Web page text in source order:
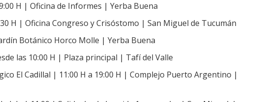
H | Oficina de Informes | Yerba Buena
H | Oficina Congreso y Crisóstomo | San Miguel de Tucumán
Botánico Horco Molle | Yerba Buena
las 10:00 H | Plaza principal | Tafí del Valle
El Cadillal | 11:00 H a 19:00 H | Complejo Puerto Argentino |